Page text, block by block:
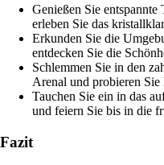
Genießen Sie
erleben Sie das
Erkunden Sie die
entdecken Sie die
Schlemmen Sie in den
Arenal und probieren Sie
Tauchen Sie ein in das
und feiern Sie bis in die
Fazit